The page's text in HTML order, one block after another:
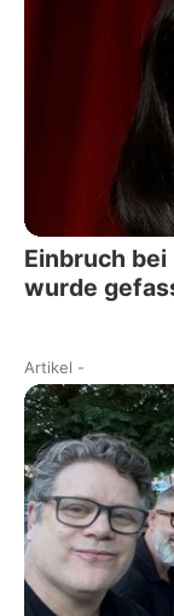
Einbruch
wurde
Artikel -